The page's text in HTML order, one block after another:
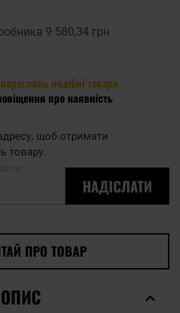
9 580,34 грн
переглянь подібні товари
про наявність
щоб отримати
товару.
НАДІСЛАТИ
ПРО ТОВАР
ОПИС